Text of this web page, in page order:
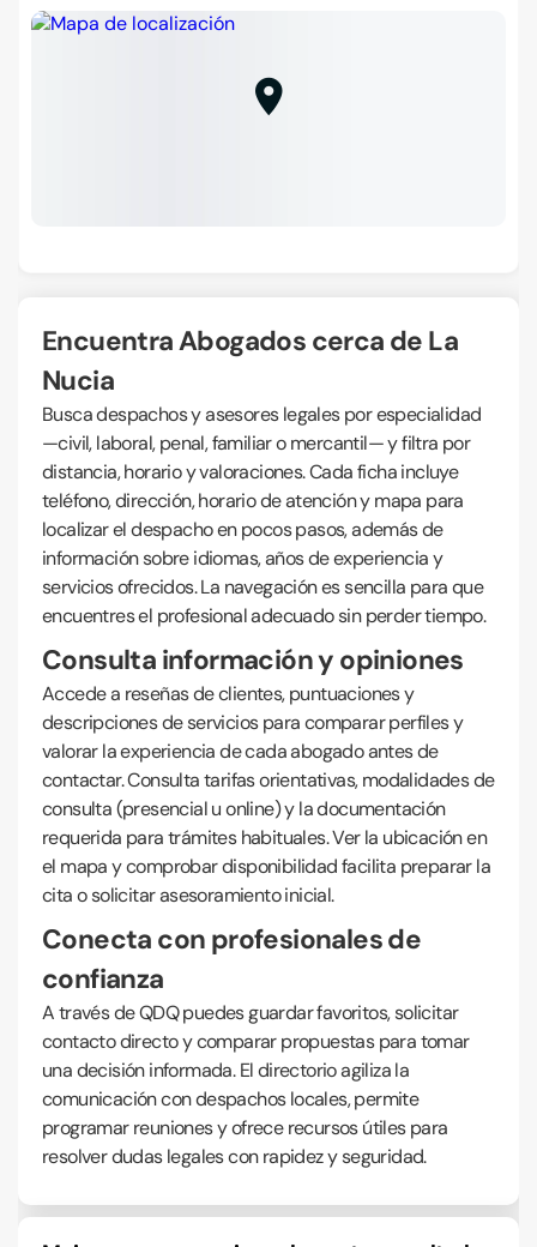
Encuentra Abogados cerca de La
Nucia
Busca despachos y asesores legales por especialidad
—civil, laboral, penal, familiar o mercantil— y filtra por
distancia, horario y valoraciones. Cada ficha incluye
teléfono, dirección, horario de atención y mapa para
localizar el despacho en pocos pasos, además de
información sobre idiomas, años de experiencia y
servicios ofrecidos. La navegación es sencilla para que
encuentres el profesional adecuado sin perder tiempo.
Consulta información y opiniones
Accede a reseñas de clientes, puntuaciones y
descripciones de servicios para comparar perfiles y
valorar la experiencia de cada abogado antes de
contactar. Consulta tarifas orientativas, modalidades de
consulta (presencial u online) y la documentación
requerida para trámites habituales. Ver la ubicación en
el mapa y comprobar disponibilidad facilita preparar la
cita o solicitar asesoramiento inicial.
Conecta con profesionales de
confianza
A través de QDQ puedes guardar favoritos, solicitar
contacto directo y comparar propuestas para tomar
una decisión informada. El directorio agiliza la
comunicación con despachos locales, permite
programar reuniones y ofrece recursos útiles para
resolver dudas legales con rapidez y seguridad.